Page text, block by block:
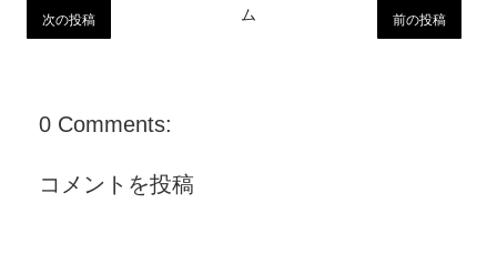
次の投稿 前の投稿
ム
0 Comments:
コメントを投稿